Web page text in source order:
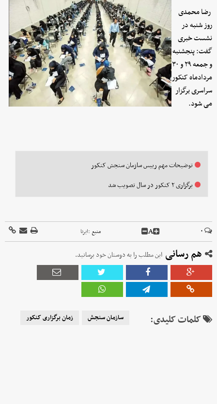
رضا محمدی
روز شنبه در
نشست خبری
گفت: پنجشنبه
و جمعه ۲۹ و ۳۰
مردادماه کنکور
سراسری برگزار
می شود.
توضیحات مهم رییس سازمان سنجش کنکور
برگزاری ۲ کنکور در سال تصویب شد
۰ A منبع :ایرنا
هم رسانی این مطلب را به دوستان خود برسانید.
کلمات کلیدی: سازمان سنجش زمان برگزاری کنکور